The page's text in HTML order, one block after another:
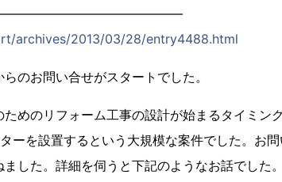
archives/2013/03/28/entry4488.html
のお問い合せがスタートでした。
めのリフォーム工事の設計が始まるタイミン
ーを設置するという大規模な案件でした。お
した。詳細を伺うと下記のようなお話でした。